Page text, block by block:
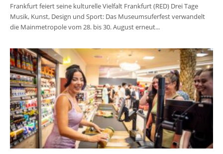
Frankfurt feiert seine kulturelle Vielfalt Frankfurt (RED) Drei Tage
Musik, Kunst, Design und Sport: Das Museumsuferfest verwandelt
die Mainmetropole vom 28. bis 30. August erneut...